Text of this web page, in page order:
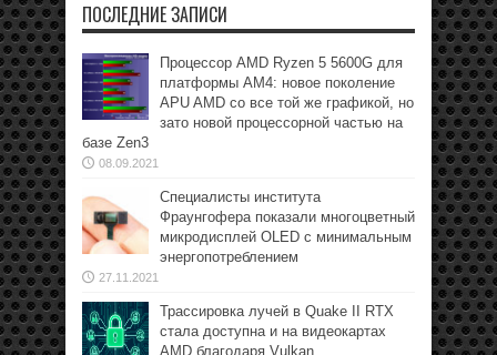
ПОСЛЕДНИЕ ЗАПИСИ
Процессор AMD Ryzen 5 5600G для
платформы АМ4: новое поколение
APU AMD со все той же графикой, но
зато новой процессорной частью на
базе Zen3
08.09.2021
Специалисты института
Фраунгофера показали многоцветный
микродисплей OLED с минимальным
энергопотреблением
27.11.2021
Трассировка лучей в Quake II RTX
стала доступна и на видеокартах
AMD благодаря Vulkan